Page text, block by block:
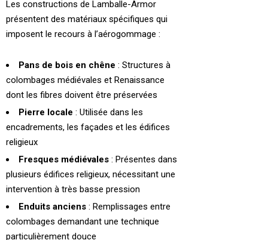
Les constructions de Lamballe-Armor
présentent des matériaux spécifiques qui
imposent le recours à l’aérogommage :
Pans de bois en chêne : Structures à
colombages médiévales et Renaissance
dont les fibres doivent être préservées
Pierre locale : Utilisée dans les
encadrements, les façades et les édifices
religieux
Fresques médiévales : Présentes dans
plusieurs édifices religieux, nécessitant une
intervention à très basse pression
Enduits anciens : Remplissages entre
colombages demandant une technique
particulièrement douce